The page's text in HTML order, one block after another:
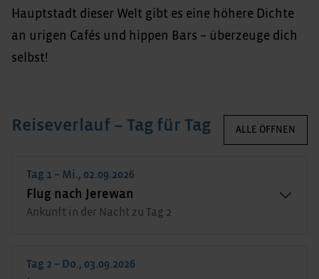
Hauptstadt dieser Welt gibt es eine höhere Dichte
an urigen Cafés und hippen Bars – überzeuge dich
selbst!
Reiseverlauf – Tag für Tag ALLE ÖFFNEN
Tag 1 – Mi., 02.09.2026
Flug nach Jerewan
Ankunft in der Nacht zu Tag 2
Tag 2 – Do., 03.09.2026